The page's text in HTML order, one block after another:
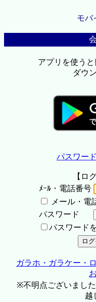
モバ
アプリを使う
ダウ
パスワー
【ロ
ﾒｰﾙ・電話番号
メール・電
パスワード
パスワード
ガラホ・ガラケー・
※不明点ございまし
越